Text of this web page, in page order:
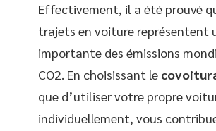
Effectivement, il a été prouvé
trajets en voiture représentent
importante des émissions
CO2. En choisissant le
que d’utiliser votre propre
individuellement, vous